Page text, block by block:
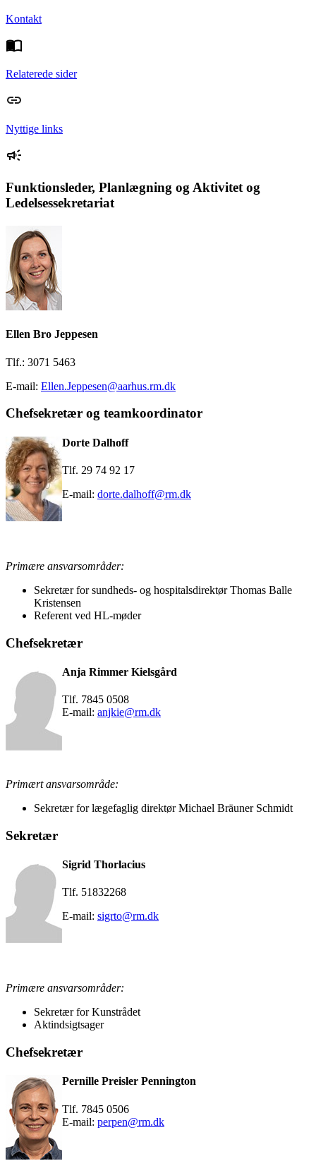
Kontakt
Relaterede sider
Nyttige links
Funktionsleder, Planlægning og Aktivitet og
Ledelsessekretariat
Ellen Bro Jeppesen
Tlf.: 3071 5463
E-mail: Ellen.Jeppesen@aarhus.rm.dk
Chefsekretær og teamkoordinator
Dorte Dalhoff
Tlf. 29 74 92 17
E-mail: dorte.dalhoff@rm.dk
Primære ansvarsområder:
Sekretær for sundheds- og hospitalsdirektør Thomas Balle
Kristensen
Referent ved HL-møder
Chefsekretær
Anja Rimmer Kielsgård
Tlf. 7845 0508
E-mail: anjkie@rm.dk
Primært ansvarsområde:
Sekretær for lægefaglig direktør Michael Bräuner Schmidt
Sekretær
Sigrid Thorlacius
Tlf. 51832268
E-mail: sigrto@rm.dk
Primære ansvarsområder:
Sekretær for Kunstrådet
Aktindsigtsager
Chefsekretær
Pernille Preisler Pennington
Tlf. 7845 0506
E-mail: perpen@rm.dk